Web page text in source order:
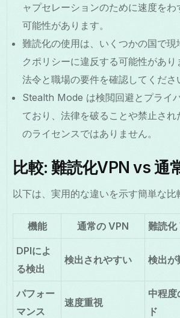
ャプセレーションのために速度をわ
可能性があります。
難読化の使用は、いくつかの国で現
クポリシーに違反する可能性があ
法令と職場の要件を確認してくださ
Stealth Mode は検閲回避とプライ
ており、法律を破ることや禁止され
のライセンスではありません。
比較: 難読化VPN vs 通
以下は、実用的な違いを示す簡単な比
機能 通常の VPN 難読化
DPIによ
る検出
検出されやすい 検出が
パフォー
マンス
速度重視
中程度
ド